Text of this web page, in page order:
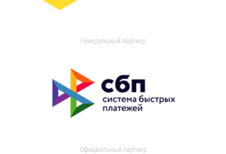
Генеральный партнер
Официальный партнер